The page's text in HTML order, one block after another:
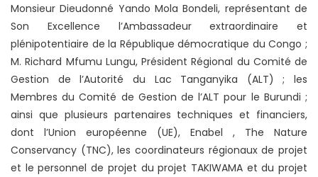
Monsieur Dieudonné Yando Mola Bondeli, représentant de
Son Excellence l’Ambassadeur extraordinaire et
plénipotentiaire de la République démocratique du Congo ;
M. Richard Mfumu Lungu, Président Régional du Comité de
Gestion de l’Autorité du Lac Tanganyika (ALT) ; les
Membres du Comité de Gestion de l’ALT pour le Burundi ;
ainsi que plusieurs partenaires techniques et financiers,
dont l’Union européenne (UE), Enabel , The Nature
Conservancy (TNC), les coordinateurs régionaux de projet
et le personnel de projet du projet TAKIWAMA et du projet